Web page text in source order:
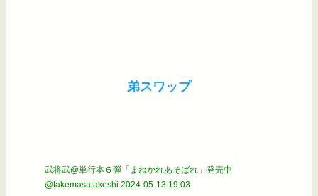
弟スワップ
武将武@単行本６弾「まねかれあそばれ」発売中
@takemasatakeshi 2024-05-13 19:03